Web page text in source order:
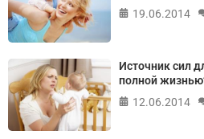
19.06.2014
Источник сил
полной
12.06.2014